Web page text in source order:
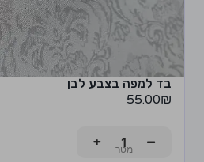
בד למפה בצבע לבן
55.00₪
−
+